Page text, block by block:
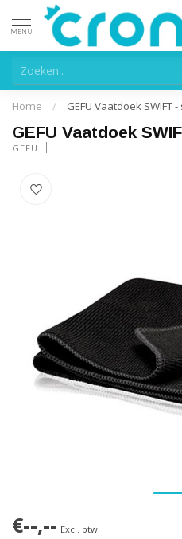
MENU
Home / GEFU Vaatdoek SWIFT
GEFU Vaatdoek
GEFU
€--,-- Excl. btw